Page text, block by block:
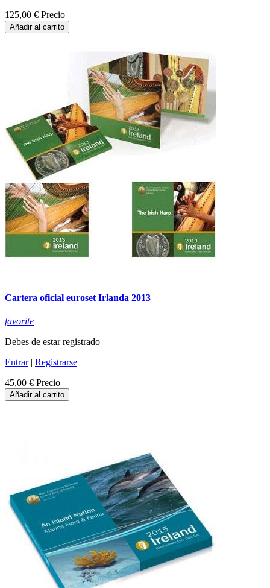
125,00 € Precio
Añadir al carrito
Cartera oficial euroset Irlanda 2013
favorite
Debes de estar registrado
Entrar| Registrarse
45,00 € Precio
Añadir al carrito